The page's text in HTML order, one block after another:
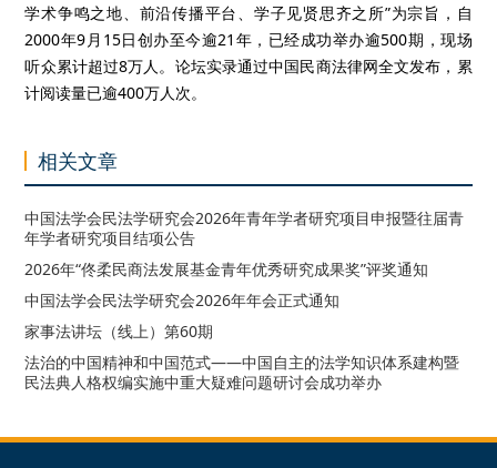
学术争鸣之地、前沿传播平台、学子见贤思齐之所”为宗旨，自
2000年9月15日创办至今逾21年，已经成功举办逾500期，现场
听众累计超过8万人。论坛实录通过中国民商法律网全文发布，累
计阅读量已逾400万人次。
相关文章
中国法学会民法学研究会2026年青年学者研究项目申报暨往届青
年学者研究项目结项公告
2026年“佟柔民商法发展基金青年优秀研究成果奖”评奖通知
中国法学会民法学研究会2026年年会正式通知
家事法讲坛（线上）第60期
法治的中国精神和中国范式——中国自主的法学知识体系建构暨
民法典人格权编实施中重大疑难问题研讨会成功举办